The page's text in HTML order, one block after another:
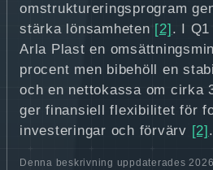
omstruktureringsprogram
stärka lönsamheten [2] . I Q1
Arla Plast en
procent men bibehöll en
och en nettokassa om cirka
ger finansiell flexibilitet för
investeringar och förvärv [2] .
Denna beskrivning uppdaterades